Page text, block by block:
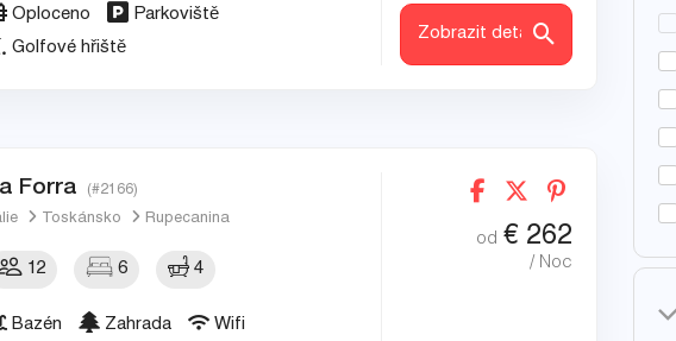
Oploceno
Parkoviště
Golfové hřiště
Zobrazit detaily
Forra (#2166)
Toskánsko Rupecanina
12 6 4
Bazén Zahrada
Wifi
od € 262
/ Noc